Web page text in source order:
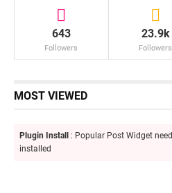
643
Followers
23.9k
Followers
MOST VIEWED
Plugin Install : Popular Post Widget
installed